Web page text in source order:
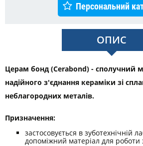
Персональний
ОПИС
Церам бонд (Cerabond) - сполучний
надійного з'єднання кераміки зі
неблагородних металів.
Призначення:
застосовується в зуботехнічній
допоміжний матеріал для роботи